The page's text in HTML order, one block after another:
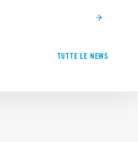
TUTTE LE NEWS